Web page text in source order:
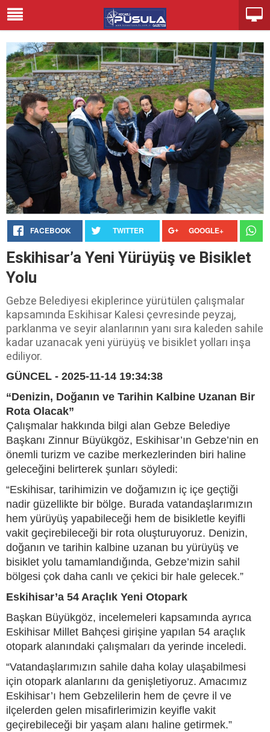
FACEBOOK TWITTER GOOGLE+
Eskihisar’a Yeni Yürüyüş ve Bisiklet
Yolu
Gebze Belediyesi ekiplerince yürütülen çalışmalar
kapsamında Eskihisar Kalesi çevresinde peyzaj,
parklanma ve seyir alanlarının yanı sıra kaleden sahile
kadar uzanacak yeni yürüyüş ve bisiklet yolları inşa
ediliyor.
GÜNCEL - 2025-11-14 19:34:38
“Denizin, Doğanın ve Tarihin Kalbine Uzanan Bir
Rota Olacak”
Çalışmalar hakkında bilgi alan Gebze Belediye
Başkanı Zinnur Büyükgöz, Eskihisar’ın Gebze’nin en
önemli turizm ve cazibe merkezlerinden biri haline
geleceğini belirterek şunları söyledi:
“Eskihisar, tarihimizin ve doğamızın iç içe geçtiği
nadir güzellikte bir bölge. Burada vatandaşlarımızın
hem yürüyüş yapabileceği hem de bisikletle keyifli
vakit geçirebileceği bir rota oluşturuyoruz. Denizin,
doğanın ve tarihin kalbine uzanan bu yürüyüş ve
bisiklet yolu tamamlandığında, Gebze’mizin sahil
bölgesi çok daha canlı ve çekici bir hale gelecek.”
Eskihisar’a 54 Araçlık Yeni Otopark
Başkan Büyükgöz, incelemeleri kapsamında ayrıca
Eskihisar Millet Bahçesi girişine yapılan 54 araçlık
otopark alanındaki çalışmaları da yerinde inceledi.
“Vatandaşlarımızın sahile daha kolay ulaşabilmesi
için otopark alanlarını da genişletiyoruz. Amacımız
Eskihisar’ı hem Gebzelilerin hem de çevre il ve
ilçelerden gelen misafirlerimizin keyifle vakit
geçirebileceği bir yaşam alanı haline getirmek.”